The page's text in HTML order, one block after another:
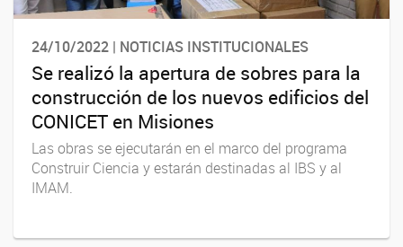
24/10/2022 | NOTICIAS INSTITUCIONALES
Se realizó la apertura de sobres para la
construcción de los nuevos edificios del
CONICET en Misiones
Las obras se ejecutarán en el marco del programa
Construir Ciencia y estarán destinadas al IBS y al
IMAM.